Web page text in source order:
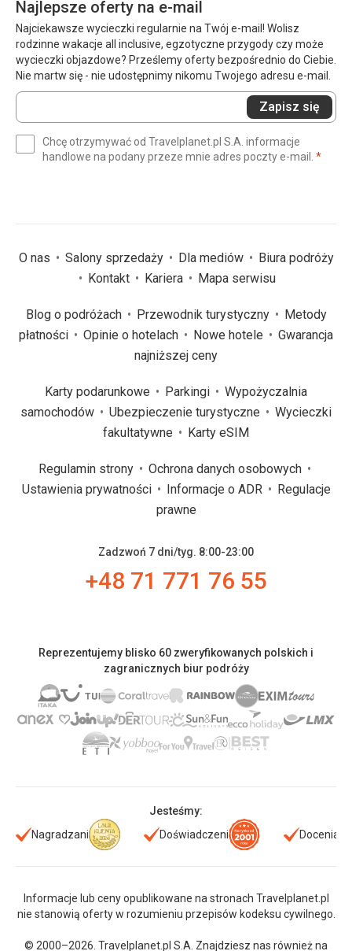
Najlepsze oferty na e-mail
Najciekawsze wycieczki regularnie na Twój e-mail! Wolisz
rodzinne wakacje all inclusive, egzotyczne przygody czy może
wycieczki objazdowe? Prześlemy oferty bezpośrednio do Ciebie.
Nie martw się - nie udostępnimy nikomu Twojego adresu e-mail.
Wprowadź
swój
(wymagane)
Zapisz się
Chcę otrzymywać od Travelplanet.pl S.A. informacje
handlowe na podany przeze mnie adres poczty e-mail. *
O nas Salony sprzedaży Dla mediów
Biura podróży
Kontakt
Kariera Mapa serwisu
Blog o podróżach Przewodnik turystyczny
Metody
płatności
Opinie o hotelach Nowe hotele
Gwarancja
najniższej ceny
Karty podarunkowe Parkingi
Wypożyczalnia
samochodów
Ubezpieczenie turystyczne
Wycieczki
fakultatywne
Karty eSIM
Regulamin strony
Ochrona danych osobowych
Ustawienia prywatności
Informacje o ADR
Regulacje
prawne
Zadzwoń 7 dni/tyg. 8:00-23:00
+48 71 771 76 55
Reprezentujemy blisko 60 zweryfikowanych polskich i
zagranicznych biur podróży
Jesteśmy:
Nagradzani
Doświadczeni Doceniani
Informacje lub ceny opublikowane na stronach Travelplanet.pl
nie stanowią oferty w rozumieniu przepisów kodeksu cywilnego.
© 2000–2026. Travelplanet.pl S.A. Znajdziesz nas również na